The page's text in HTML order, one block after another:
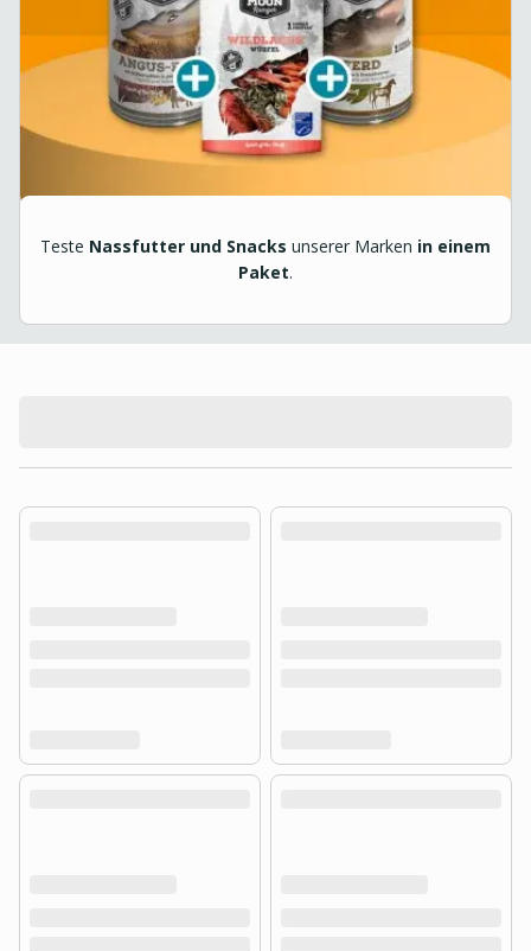
Teste Nassfutter und Snacks unserer Marken in einem
Paket.